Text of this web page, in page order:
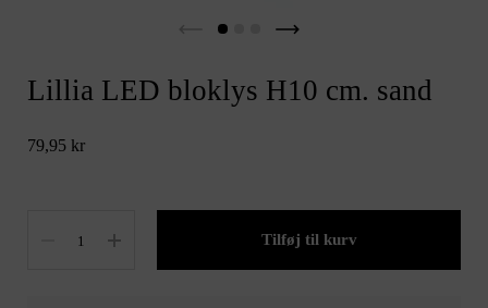
Lillia LED bloklys H10 cm. sand
79,95 kr
Tilføj til kurv